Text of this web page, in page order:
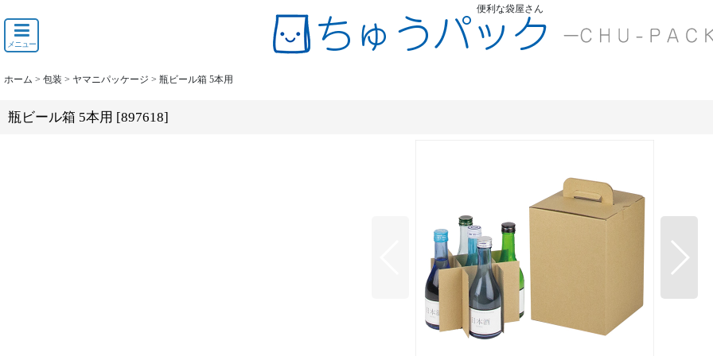
便利な袋屋さん
メニュー
ホーム > 包装 > ヤマニパッケージ > 瓶ビール箱 5本用
瓶ビール箱 5本用 [897618]